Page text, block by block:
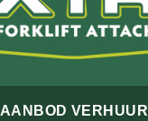
AANBOD VERHUUR